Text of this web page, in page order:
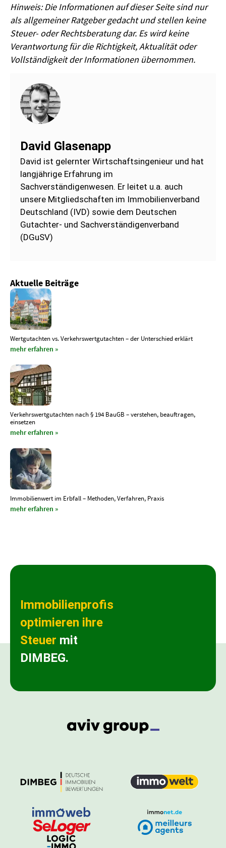
Hinweis: Die Informationen auf dieser Seite sind nur
als allgemeiner Ratgeber gedacht und stellen keine
Steuer- oder Rechtsberatung dar. Es wird keine
Verantwortung für die Richtigkeit, Aktualität oder
Vollständigkeit der Informationen übernommen.
David Glasenapp
David ist gelernter Wirtschaftsingenieur und hat
langjährige Erfahrung im
Sachverständigenwesen. Er leitet u.a. auch
unsere Mitgliedschaften im Immobilienverband
Deutschland (IVD) sowie dem Deutschen
Gutachter- und Sachverständigenverband
(DGuSV)
Aktuelle Beiträge
Wertgutachten vs. Verkehrswertgutachten – der Unterschied erklärt
mehr erfahren »
Verkehrswertgutachten nach § 194 BauGB – verstehen, beauftragen,
einsetzen
mehr erfahren »
Immobilienwert im Erbfall – Methoden, Verfahren, Praxis
mehr erfahren »
Immobilienprofis
optimieren ihre
Steuer mit
DIMBEG.